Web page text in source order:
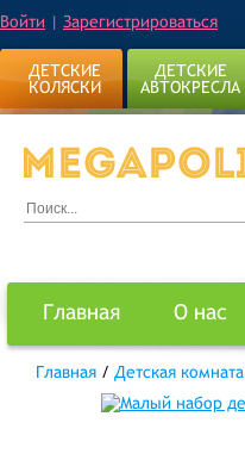
Войти | Зарегистрироваться
ДЕТСКИЕ
КОЛЯСКИ
ДЕТСКИЕ
АВТОКРЕСЛА
Главная О нас
Главная / Детская комната